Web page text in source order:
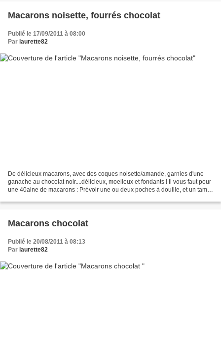
Macarons noisette, fourrés chocolat
Publié le 17/09/2011 à 08:00
Par laurette82
De délicieux macarons, avec des coques noisette/amande, garnies d'une
ganache au chocolat noir....délicieux, moelleux et fondants ! Il vous faut pour
une 40aine de macarons : Prévoir une ou deux poches à douille, et un tamis
Macarons chocolat
Publié le 20/08/2011 à 08:13
Par laurette82